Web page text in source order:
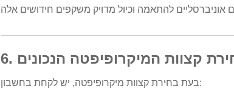
קצוות המיקרופיפטה הנכונים
בעת בחירת קצוות מיקרופיפטה, יש לקחת בחשבון: